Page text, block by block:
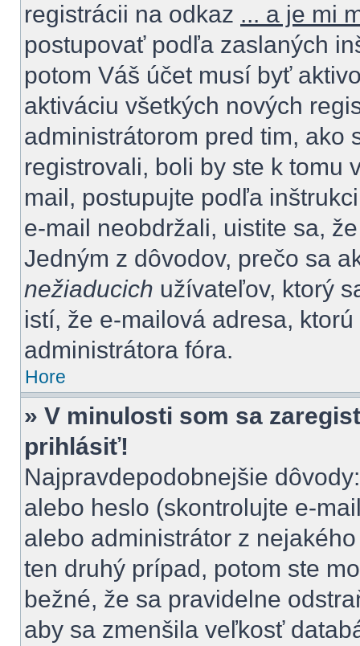
registrácii na odkaz ... a je mi
postupovať podľa zaslaných
potom Váš účet musí byť
aktiváciu všetkých nových
administrátorom pred tim, ako
registrovali, boli by ste k tomu
mail, postupujte podľa
e-mail neobdržali, uistite sa,
Jedným z dôvodov, prečo sa
nežiaducich užívateľov, ktorý
istí, že e-mailová adresa,
administrátora fóra.
Hore
» V minulosti som sa
prihlásiť!
Najpravdepodobnejšie
alebo heslo (skontrolujte e-
alebo administrátor z
ten druhý prípad, potom ste
bežné, že sa pravidelne
aby sa zmenšila veľkosť